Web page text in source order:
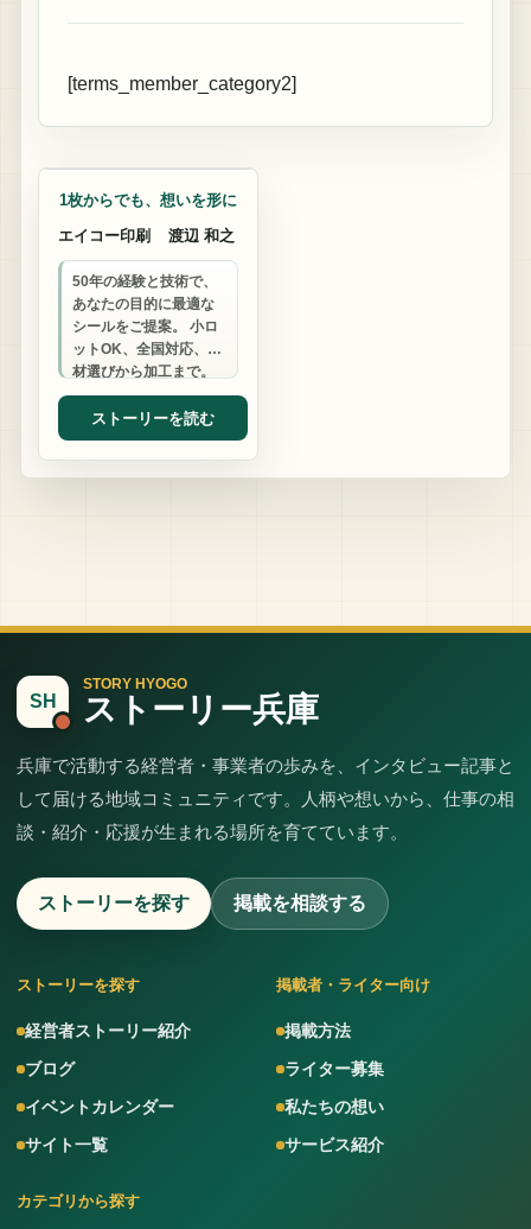
[terms_member_category2]
1枚からでも、想いを形に
エイコー印刷
渡辺 和之
50年の経験と技術で、
あなたの目的に最適な
シールをご提案。 小ロ
ットOK、全国対応、素
材選びから加工まで。
気軽な一枚から、ビジ
ネスの可能性を広げま
せんか？
ストーリーを読む
SH
STORY HYOGO
ストーリー兵庫
兵庫で活動する経営者・事業者の歩みを、インタビュー記事と
して届ける地域コミュニティです。人柄や想いから、仕事の相
談・紹介・応援が生まれる場所を育てています。
ストーリーを探す 掲載を相談する
ストーリーを探す
経営者ストーリー紹介
ブログ
イベントカレンダー
サイト一覧
掲載者・ライター向け
掲載方法
ライター募集
私たちの想い
サービス紹介
カテゴリから探す